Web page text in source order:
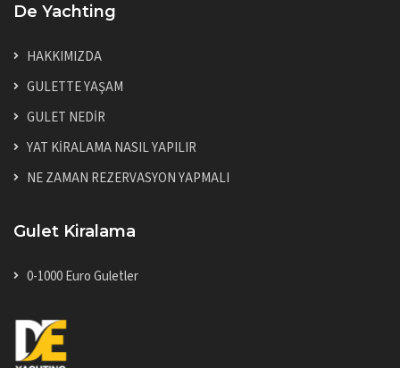
De Yachting
HAKKIMIZDA
GULETTE YAŞAM
GULET NEDİR
YAT KİRALAMA NASIL YAPILIR
NE ZAMAN REZERVASYON YAPMALI
Gulet Kiralama
0-1000 Euro Guletler